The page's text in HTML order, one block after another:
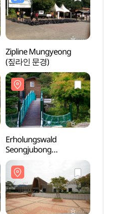
Zipline Mungyeong
(짚라인 문경)
Erholungswald
Seongjubong
(성주봉자연휴양림)